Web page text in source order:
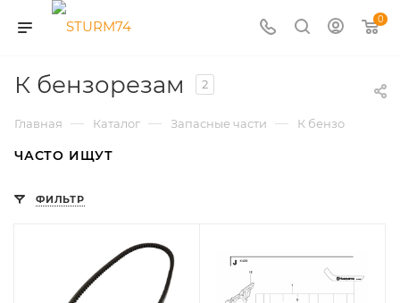
0
К бензорезам 2
Главная — Каталог — Запасные части — К бензорезам
ЧАСТО ИЩУТ
ФИЛЬТР